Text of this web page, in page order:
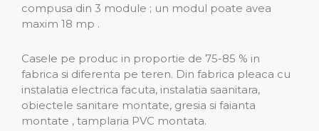
compusa din 3 module ; un modul poate avea
maxim 18 mp .
Casele pe produc in proportie de 75-85 % in
fabrica si diferenta pe teren. Din fabrica pleaca cu
instalatia electrica facuta, instalatia saanitara,
obiectele sanitare montate, gresia si faianta
montate , tamplaria PVC montata.